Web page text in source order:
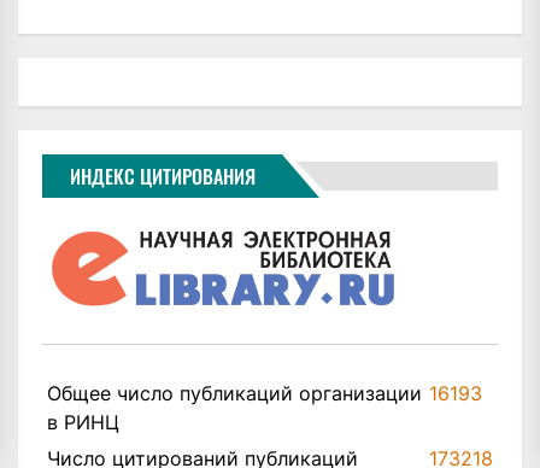
ИНДЕКС ЦИТИРОВАНИЯ
Общее число публикаций организации
в РИНЦ
16193
Число цитирований публикаций 173218